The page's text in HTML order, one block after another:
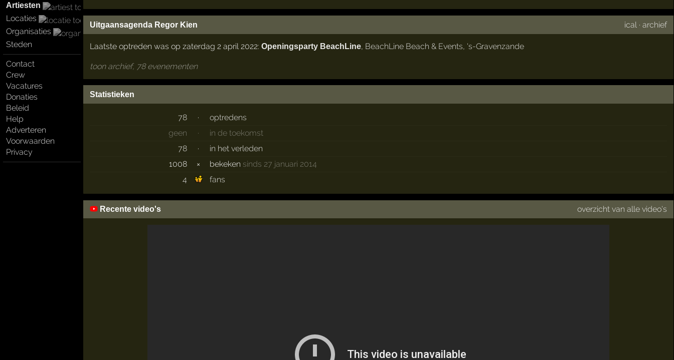
Artiesten
Locaties
Organisaties
Steden
Contact
Crew
Vacatures
Donaties
Beleid
Help
Adverteren
Voorwaarden
Privacy
Uitgaansagenda Regor Kien ical ·archief
Laatste optreden was op zaterdag 2 april 2022: Openingsparty BeachLine, BeachLine Beach & Events, 's-Gravenzande
toon archief, 78 evenementen
Statistieken
78 ·
optredens
geen
·
in de toekomst
78
·
in het verleden
1008
× bekeken sinds 27 januari 2014
4
fans
Recente video's overzicht van alle video's